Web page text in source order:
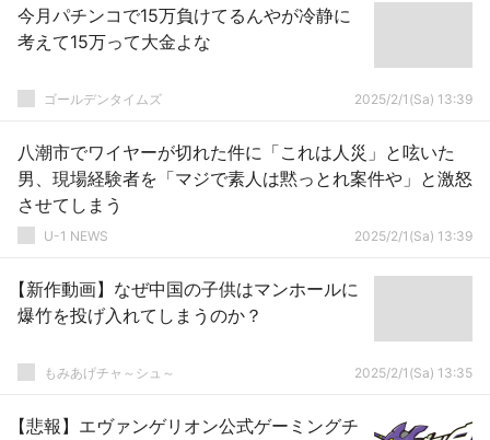
今月パチンコで15万負けてるんやが冷静に
考えて15万って大金よな
ゴールデンタイムズ 2025/2/1(Sa) 13:39
八潮市でワイヤーが切れた件に「これは人災」と呟いた
男、現場経験者を「マジで素人は黙っとれ案件や」と激怒
させてしまう
U-1 NEWS 2025/2/1(Sa) 13:39
【新作動画】なぜ中国の子供はマンホールに
爆竹を投げ入れてしまうのか？
もみあげチャ～シュ～ 2025/2/1(Sa) 13:35
【悲報】エヴァンゲリオン公式ゲーミングチ